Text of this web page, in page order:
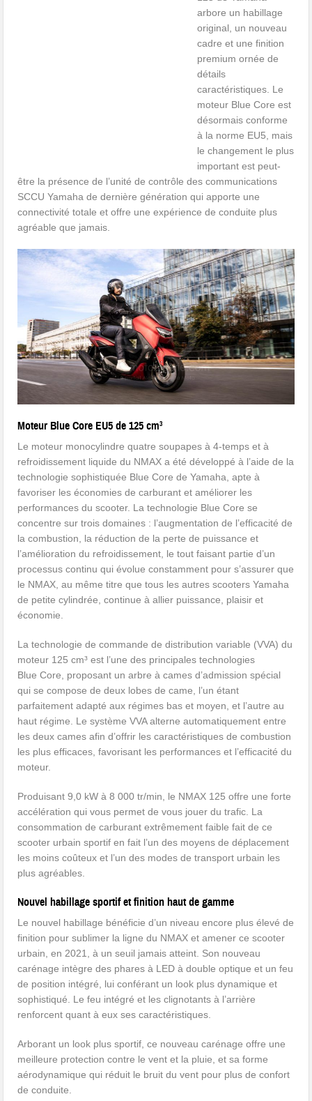
arbore un habillage
original, un nouveau
cadre et une finition
premium ornée de
détails
caractéristiques. Le
moteur Blue Core est
désormais conforme
à la norme EU5, mais
le changement le plus
important est peut-
être la présence de l’unité de contrôle des communications
SCCU Yamaha de dernière génération qui apporte une
connectivité totale et offre une expérience de conduite plus
agréable que jamais.
Moteur Blue Core EU5 de 125 cm³
Le moteur monocylindre quatre soupapes à 4-temps et à
refroidissement liquide du NMAX a été développé à l’aide de la
technologie sophistiquée Blue Core de Yamaha, apte à
favoriser les économies de carburant et améliorer les
performances du scooter. La technologie Blue Core se
concentre sur trois domaines : l’augmentation de l’efficacité de
la combustion, la réduction de la perte de puissance et
l’amélioration du refroidissement, le tout faisant partie d’un
processus continu qui évolue constamment pour s’assurer que
le NMAX, au même titre que tous les autres scooters Yamaha
de petite cylindrée, continue à allier puissance, plaisir et
économie.
La technologie de commande de distribution variable (VVA) du
moteur 125 cm³ est l’une des principales technologies
Blue Core, proposant un arbre à cames d’admission spécial
qui se compose de deux lobes de came, l’un étant
parfaitement adapté aux régimes bas et moyen, et l’autre au
haut régime. Le système VVA alterne automatiquement entre
les deux cames afin d’offrir les caractéristiques de combustion
les plus efficaces, favorisant les performances et l’efficacité du
moteur.
Produisant 9,0 kW à 8 000 tr/min, le NMAX 125 offre une forte
accélération qui vous permet de vous jouer du trafic. La
consommation de carburant extrêmement faible fait de ce
scooter urbain sportif en fait l’un des moyens de déplacement
les moins coûteux et l’un des modes de transport urbain les
plus agréables.
Nouvel habillage sportif et finition haut de gamme
Le nouvel habillage bénéficie d’un niveau encore plus élevé de
finition pour sublimer la ligne du NMAX et amener ce scooter
urbain, en 2021, à un seuil jamais atteint. Son nouveau
carénage intègre des phares à LED à double optique et un feu
de position intégré, lui conférant un look plus dynamique et
sophistiqué. Le feu intégré et les clignotants à l’arrière
renforcent quant à eux ses caractéristiques.
Arborant un look plus sportif, ce nouveau carénage offre une
meilleure protection contre le vent et la pluie, et sa forme
aérodynamique qui réduit le bruit du vent pour plus de confort
de conduite.